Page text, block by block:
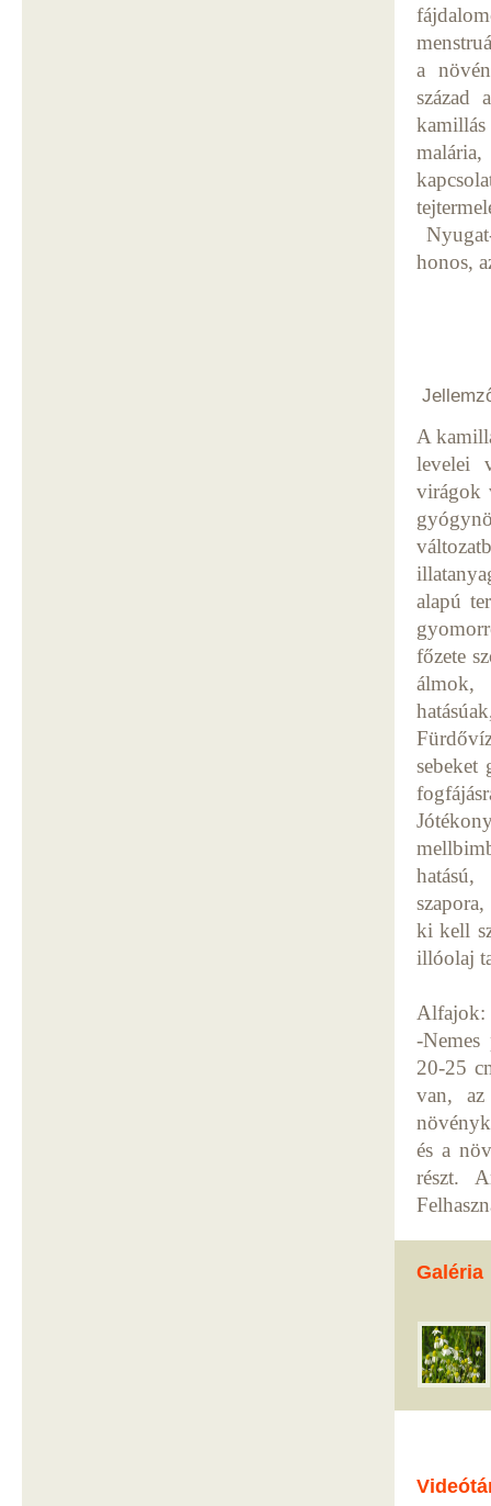
a
század
kamillás
honos,
A
levelei
virágok
alapú
főzete
álmok,
sebeket
hatású,
ki kell
illóolaj
-
20-25
van,
és a
részt.
Galéria